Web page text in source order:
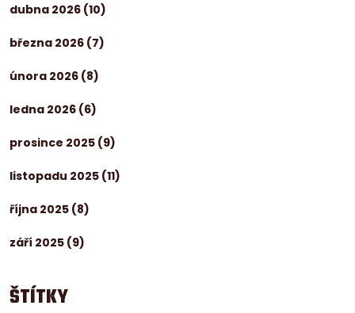
dubna 2026 (10)
března 2026 (7)
února 2026 (8)
ledna 2026 (6)
prosince 2025 (9)
listopadu 2025 (11)
října 2025 (8)
září 2025 (9)
ŠTÍTKY